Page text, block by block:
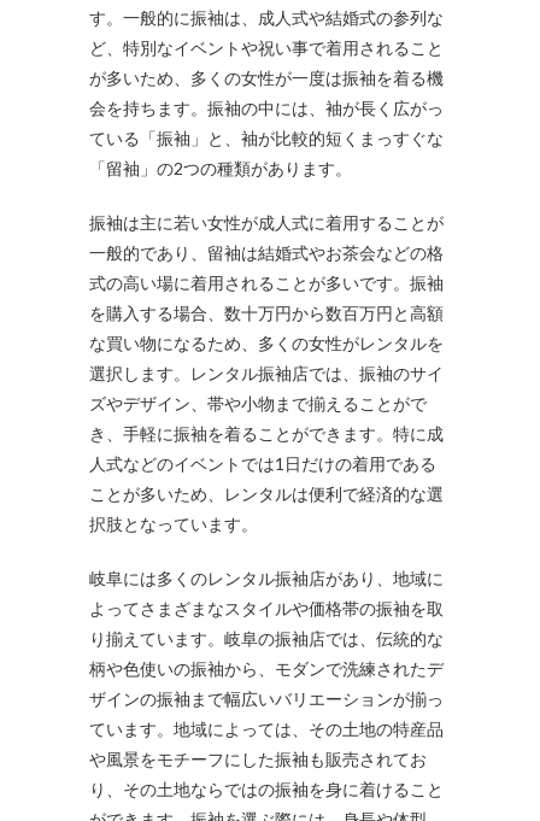
す。一般的に振袖は、成人式や結婚式の参列な
ど、特別なイベントや祝い事で着用されること
が多いため、多くの女性が一度は振袖を着る機
会を持ちます。振袖の中には、袖が長く広がっ
ている「振袖」と、袖が比較的短くまっすぐな
「留袖」の2つの種類があります。
振袖は主に若い女性が成人式に着用することが
一般的であり、留袖は結婚式やお茶会などの格
式の高い場に着用されることが多いです。振袖
を購入する場合、数十万円から数百万円と高額
な買い物になるため、多くの女性がレンタルを
選択します。レンタル振袖店では、振袖のサイ
ズやデザイン、帯や小物まで揃えることがで
き、手軽に振袖を着ることができます。特に成
人式などのイベントでは1日だけの着用である
ことが多いため、レンタルは便利で経済的な選
択肢となっています。
岐阜には多くのレンタル振袖店があり、地域に
よってさまざまなスタイルや価格帯の振袖を取
り揃えています。岐阜の振袖店では、伝統的な
柄や色使いの振袖から、モダンで洗練されたデ
ザインの振袖まで幅広いバリエーションが揃っ
ています。地域によっては、その土地の特産品
や風景をモチーフにした振袖も販売されてお
り、その土地ならではの振袖を身に着けること